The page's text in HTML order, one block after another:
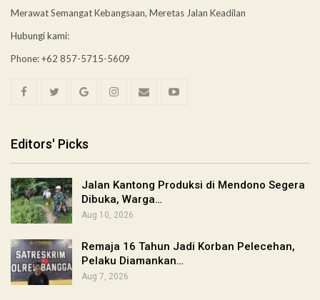
Merawat Semangat Kebangsaan, Meretas Jalan Keadilan
Hubungi kami:
Phone: +62 857-5715-5609
Editors' Picks
Jalan Kantong Produksi di Mendono Segera
Dibuka, Warga…
Aug 10, 2026
Remaja 16 Tahun Jadi Korban Pelecehan,
Pelaku Diamankan…
Aug 7, 2026